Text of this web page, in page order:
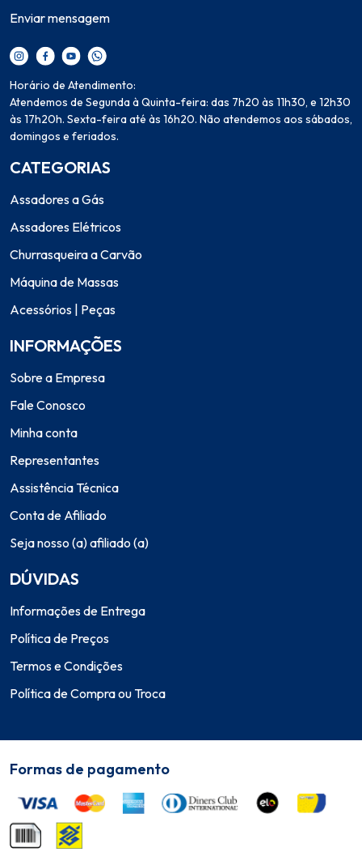
Enviar mensagem
Horário de Atendimento:
Atendemos de Segunda à Quinta-feira: das 7h20 às 11h30, e 12h30
às 17h20h. Sexta-feira até às 16h20. Não atendemos aos sábados,
domingos e feriados.
CATEGORIAS
Assadores a Gás
Assadores Elétricos
Churrasqueira a Carvão
Máquina de Massas
Acessórios | Peças
INFORMAÇÕES
Sobre a Empresa
Fale Conosco
Minha conta
Representantes
Assistência Técnica
Conta de Afiliado
Seja nosso (a) afiliado (a)
DÚVIDAS
Informações de Entrega
Política de Preços
Termos e Condições
Política de Compra ou Troca
Formas de pagamento